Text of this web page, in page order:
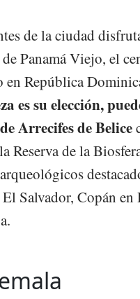
de la ciudad
Panamá Viejo, el
República
es su elección,
Arrecifes de Belice
Reserva de la
El Salvador, Copán